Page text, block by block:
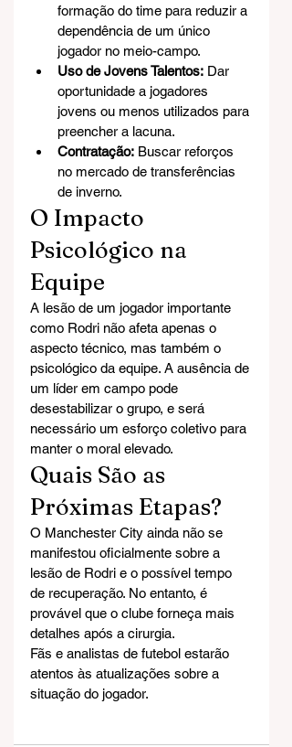
formação do time para reduzir a
dependência de um único
jogador no meio-campo.
Uso de Jovens Talentos: Dar
oportunidade a jogadores
jovens ou menos utilizados para
preencher a lacuna.
Contratação: Buscar reforços
no mercado de transferências
de inverno.
O Impacto
Psicológico na
Equipe
A lesão de um jogador importante
como Rodri não afeta apenas o
aspecto técnico, mas também o
psicológico da equipe. A ausência de
um líder em campo pode
desestabilizar o grupo, e será
necessário um esforço coletivo para
manter o moral elevado.
Quais São as
Próximas Etapas?
O Manchester City ainda não se
manifestou oficialmente sobre a
lesão de Rodri e o possível tempo
de recuperação. No entanto, é
provável que o clube forneça mais
detalhes após a cirurgia.
Fãs e analistas de futebol estarão
atentos às atualizações sobre a
situação do jogador.